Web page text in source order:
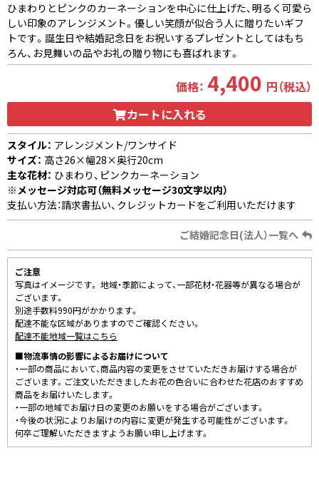
ひまわりとピンクのカーネーションを中心に仕上げた、明るく可愛ら
しい印象のアレンジメント。優しい笑顔が似合う人に贈りたいギフ
トです。誕生日や結婚記念日をお祝いするプレゼントとしてはもち
ろん、お見舞いの品やお礼の贈り物にも喜ばれます。
価格： 4,400 円（税込）
カートに入れる
スタイル： アレンジメント/ワンサイド
サイズ： 高さ26×幅28×奥行20cm
主な花材： ひまわり、ピンクカーネーション
※メッセージ対応可（無料メッセージ30文字以内）
支払い方法：請求書払い、クレジットカードをご利用いただけます
ご結婚記念日(法人）一覧へ
ご注意
写真はイメージです。 地域・季節によって、一部花材・花器等が異なる場合が
ございます。
別途手数料990円がかかります。
配達不能な区域がありますのでご確認ください。
配達不能地域一覧はこちら
■物流事情の影響によるお届けについて
・一部の商品において、商品内容の変更をさせていただきお届けする場合が
ございます。ご注文いただきましたお花の色合いに合わせた花店のおすすめ
商品をお届けいたします。
・一部の地域でお届け日の変更のお願いをする場合がございます。
・今後の状況によりお届けの内容に変更が発生する可能性がございます。
何卒ご理解いただきますようお願い申し上げます。